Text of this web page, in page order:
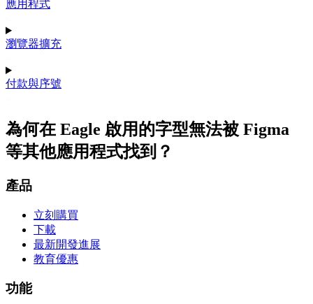
應用程式
瀏覽器擴充
付款與序號
為何在 Eagle 啟用的字型無法被 Figma
等其他應用程式找到？
產品
立刻購買
下載
最新開發進展
教育優惠
功能